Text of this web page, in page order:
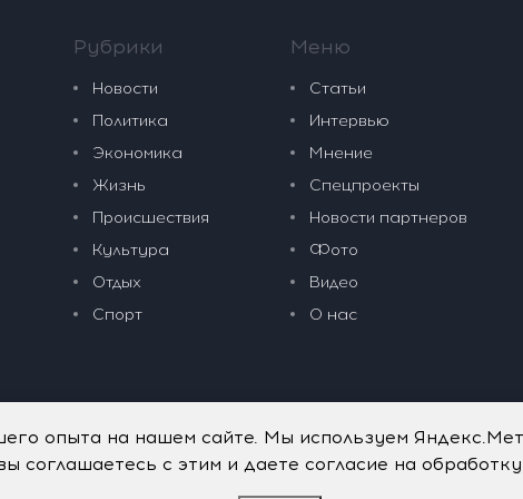
Рубрики
Новости
Политика
Экономика
Жизнь
Происшествия
Культура
Отдых
Спорт
Меню
Статьи
Интервью
Мнение
Спецпроекты
Новости партнеров
Фото
Видео
О нас
опыта на нашем сайте. Мы используем
соглашаетесь с этим и даете согласие на